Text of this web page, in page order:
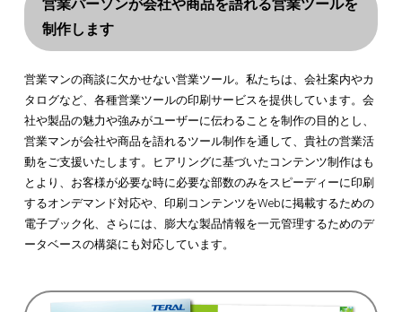
営業パーソンが会社や商品を語れる営業ツールを
制作します
営業マンの商談に欠かせない営業ツール。私たちは、会社案内やカ
タログなど、各種営業ツールの印刷サービスを提供しています。会
社や製品の魅力や強みがユーザーに伝わることを制作の目的とし、
営業マンが会社や商品を語れるツール制作を通して、貴社の営業活
動をご支援いたします。ヒアリングに基づいたコンテンツ制作はも
とより、お客様が必要な時に必要な部数のみをスピーディーに印刷
するオンデマンド対応や、印刷コンテンツをWebに掲載するための
電子ブック化、さらには、膨大な製品情報を一元管理するためのデ
ータベースの構築にも対応しています。